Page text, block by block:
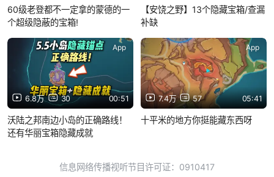
60级老登都不一定拿的蒙德的一
个超级隐蔽的宝箱!
【安饶之野】13个隐藏宝箱/查漏
补缺
6.8万 30 00:51
App
沃陆之邦南边小岛的正确路线！
还有华丽宝箱隐藏成就
7.4万 57 05:41
App
十平米的地方你挺能藏东西呀
信息网络传播视听节目许可证：0910417